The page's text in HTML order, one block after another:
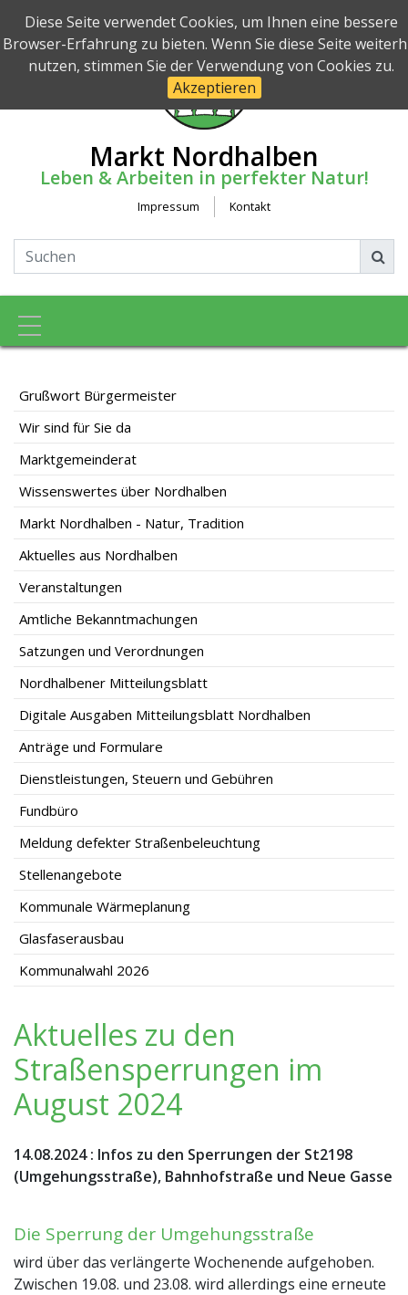
Diese Seite verwendet Cookies, um Ihnen eine bessere
Browser-Erfahrung zu bieten. Wenn Sie diese Seite
nutzen, stimmen Sie der Verwendung von Cookies zu.
Akzeptieren
Markt Nordhalben
Leben & Arbeiten in perfekter Natur!
Impressum Kontakt
Toggle navigation
Grußwort Bürgermeister
Wir sind für Sie da
Marktgemeinderat
Wissenswertes über Nordhalben
Markt Nordhalben - Natur, Tradition
Aktuelles aus Nordhalben
Veranstaltungen
Amtliche Bekanntmachungen
Satzungen und Verordnungen
Nordhalbener Mitteilungsblatt
Digitale Ausgaben Mitteilungsblatt Nordhalben
Anträge und Formulare
Dienstleistungen, Steuern und Gebühren
Fundbüro
Meldung defekter Straßenbeleuchtung
Stellenangebote
Kommunale Wärmeplanung
Glasfaserausbau
Kommunalwahl 2026
Aktuelles zu den
Straßensperrungen im
August 2024
14.08.2024 : Infos zu den Sperrungen der St2198
(Umgehungsstraße), Bahnhofstraße und Neue Gasse
Die Sperrung der Umgehungsstraße
wird über das verlängerte Wochenende aufgehoben.
Zwischen 19.08. und 23.08. wird allerdings eine erneute